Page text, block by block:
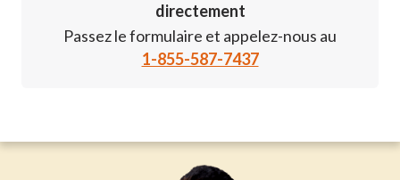
directement
Passez le formulaire et appelez-nous au
1-855-587-7437